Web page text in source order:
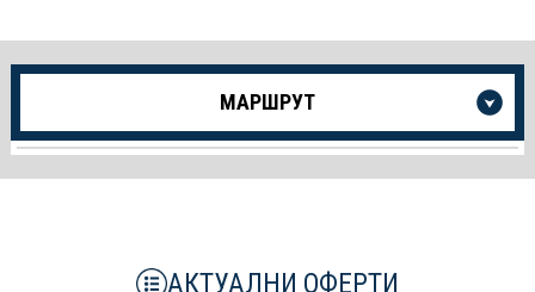
Още
за
Круиза
МАРШРУТ
АКТУАЛНИ ОФЕРТИ